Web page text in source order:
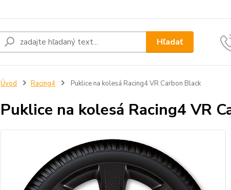
Hľadať
Úvod Racing4 Puklice na kolesá Racing4 VR Carbon Black
Puklice na kolesá Racing4 VR